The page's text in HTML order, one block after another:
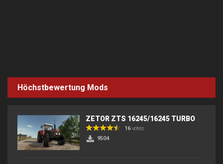
Höchstbewertung Mods
ZETOR ZTS 16245/16245 TURBO
16votes
9504